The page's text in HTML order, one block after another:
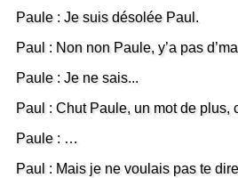
Paule : Je suis désolée Paul.
Paul : Non non Paule, y’a pas
Paule : Je ne sais...
Paul : Chut Paule, un mot de plus,
Paule : …
Paul : Mais je ne voulais pas te